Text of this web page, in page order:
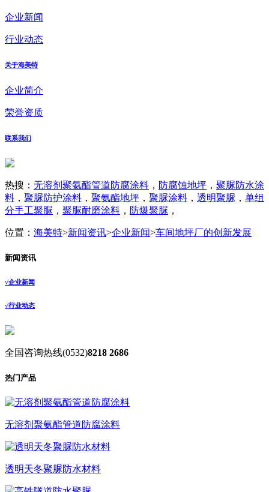
企业新闻
行业动态
关于海美特
企业简介
荣誉资质
联系我们
热搜： 无溶剂聚氨酯管道防腐涂料 ， 防腐蚀地坪 ， 聚脲防水涂
料 ， 聚脲防护涂料 ， 聚氨酯地坪 ， 聚脲涂料 ， 透明聚脲 ， 单组
分手工聚脲 ， 聚脲耐磨涂料 ， 防爆聚脲 ，
位置： 海美特>新闻资讯>企业新闻>车间地坪厂的创新发展
新闻资讯
√企业新闻
√行业动态
全国咨询热线(0532)8218 2686
热门产品
无溶剂聚氨酯管道防腐涂料
透明天冬聚脲防水材料